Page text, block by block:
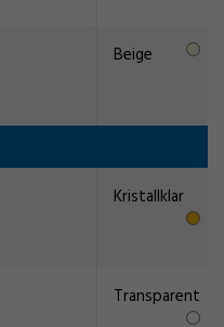
Beige
Kristallklar
Transparent